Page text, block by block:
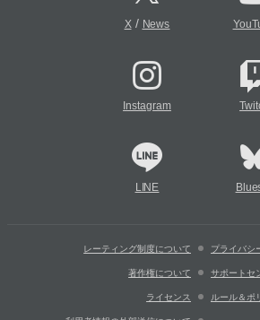
X/ News
Instagram
LINE
レーティング制度について プライバシ
著作権について サポートセ
ライセンス ルール＆ポ